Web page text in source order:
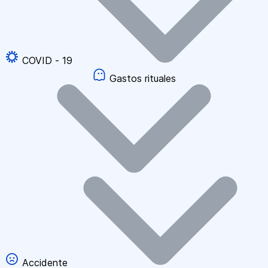
COVID - 19
Gastos rituales
Accidente